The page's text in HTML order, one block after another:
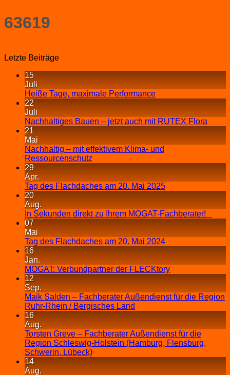
63619
Letzte Beiträge
15
Juli
Heiße Tage, maximale Performance
22
Juli
Nachhaltiges Bauen – jetzt auch mit RUTEX Flora
21
Mai
Nachhaltig – mit effektivem Klima- und
Ressourcenschutz
29
Apr.
Tag des Flachdaches am 20. Mai 2025
20
Aug.
In Sekunden direkt zu Ihrem MOGAT-Fachberater!
07
Mai
Tag des Flachdaches am 20. Mai 2024
16
Jan.
MOGAT: Verbundpartner der FLECKtory
12
Sep.
Maik Salden – Fachberater Außendienst für die Region
Ruhr-Rhein / Bergisches Land
16
Aug.
Torsten Greve – Fachberater Außendienst für die
Region Schleswig-Holstein (Hamburg, Flensburg,
Schwerin, Lübeck)
14
Aug.